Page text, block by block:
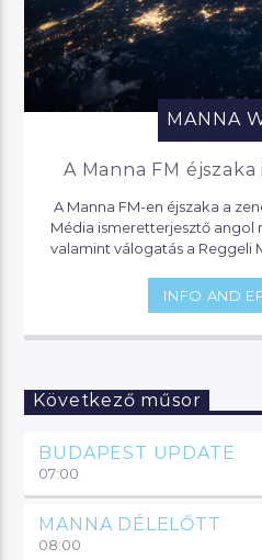
MANNA
A Manna FM
A Manna FM-en éjszaka a
Média ismeretterjesztő angol
valamint válogatás a Reggeli
INFO AND
Következő műsor
BUDAPEST UPDATE
07:00
MANNA DÉLELŐTT
08:00